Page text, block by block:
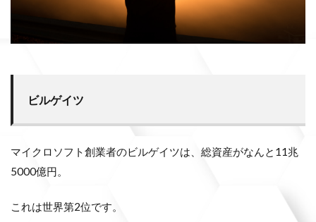
ビルゲイツ
マイクロソフト創業者のビルゲイツは、総資産がなんと11兆
5000億円。
これは世界第2位です。